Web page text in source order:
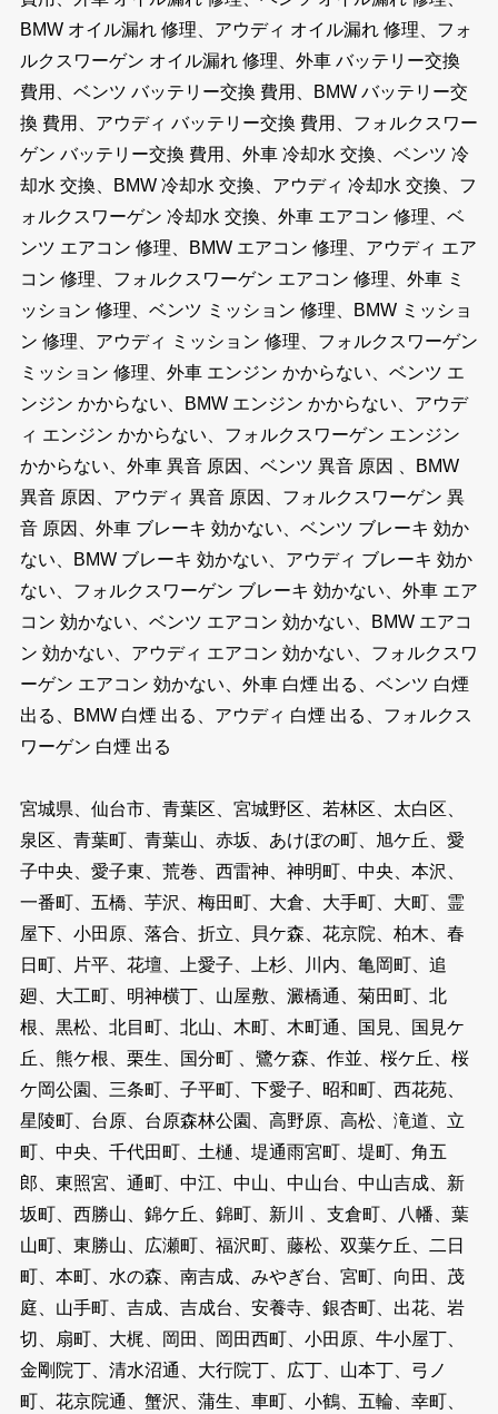
BMW オイル漏れ 修理、アウディ オイル漏れ 修理、フォ
ルクスワーゲン オイル漏れ 修理、外車 バッテリー交換
費用、ベンツ バッテリー交換 費用、BMW バッテリー交
換 費用、アウディ バッテリー交換 費用、フォルクスワー
ゲン バッテリー交換 費用、外車 冷却水 交換、ベンツ 冷
却水 交換、BMW 冷却水 交換、アウディ 冷却水 交換、フ
ォルクスワーゲン 冷却水 交換、外車 エアコン 修理、ベ
ンツ エアコン 修理、BMW エアコン 修理、アウディ エア
コン 修理、フォルクスワーゲン エアコン 修理、外車 ミ
ッション 修理、ベンツ ミッション 修理、BMW ミッショ
ン 修理、アウディ ミッション 修理、フォルクスワーゲン
ミッション 修理、外車 エンジン かからない、ベンツ エ
ンジン かからない、BMW エンジン かからない、アウデ
ィ エンジン かからない、フォルクスワーゲン エンジン
かからない、外車 異音 原因、ベンツ 異音 原因 、BMW
異音 原因、アウディ 異音 原因、フォルクスワーゲン 異
音 原因、外車 ブレーキ 効かない、ベンツ ブレーキ 効か
ない、BMW ブレーキ 効かない、アウディ ブレーキ 効か
ない、フォルクスワーゲン ブレーキ 効かない、外車 エア
コン 効かない、ベンツ エアコン 効かない、BMW エアコ
ン 効かない、アウディ エアコン 効かない、フォルクスワ
ーゲン エアコン 効かない、外車 白煙 出る、ベンツ 白煙
出る、BMW 白煙 出る、アウディ 白煙 出る、フォルクス
ワーゲン 白煙 出る
宮城県、仙台市、青葉区、宮城野区、若林区、太白区、
泉区、青葉町、青葉山、赤坂、あけぼの町、旭ケ丘、愛
子中央、愛子東、荒巻、西雷神、神明町、中央、本沢、
一番町、五橋、芋沢、梅田町、大倉、大手町、大町、霊
屋下、小田原、落合、折立、貝ケ森、花京院、柏木、春
日町、片平、花壇、上愛子、上杉、川内、亀岡町、追
廻、大工町、明神横丁、山屋敷、澱橋通、菊田町、北
根、黒松、北目町、北山、木町、木町通、国見、国見ケ
丘、熊ケ根、栗生、国分町 、鷺ケ森、作並、桜ケ丘、桜
ケ岡公園、三条町、子平町、下愛子、昭和町、西花苑、
星陵町、台原、台原森林公園、高野原、高松、滝道、立
町、中央、千代田町、土樋、堤通雨宮町、堤町、角五
郎、東照宮、通町、中江、中山、中山台、中山吉成、新
坂町、西勝山、錦ケ丘、錦町、新川 、支倉町、八幡、葉
山町、東勝山、広瀬町、福沢町、藤松、双葉ケ丘、二日
町、本町、水の森、南吉成、みやぎ台、宮町、向田、茂
庭、山手町、吉成、吉成台、安養寺、銀杏町、出花、岩
切、扇町、大梶、岡田、岡田西町、小田原、牛小屋丁、
金剛院丁、清水沼通、大行院丁、広丁、山本丁、弓ノ
町、花京院通、蟹沢、蒲生、車町、小鶴、五輪、幸町、